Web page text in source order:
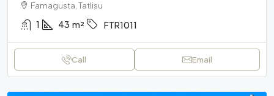
Famagusta, Tatlisu
1 43 m² FTR1011
Call Email